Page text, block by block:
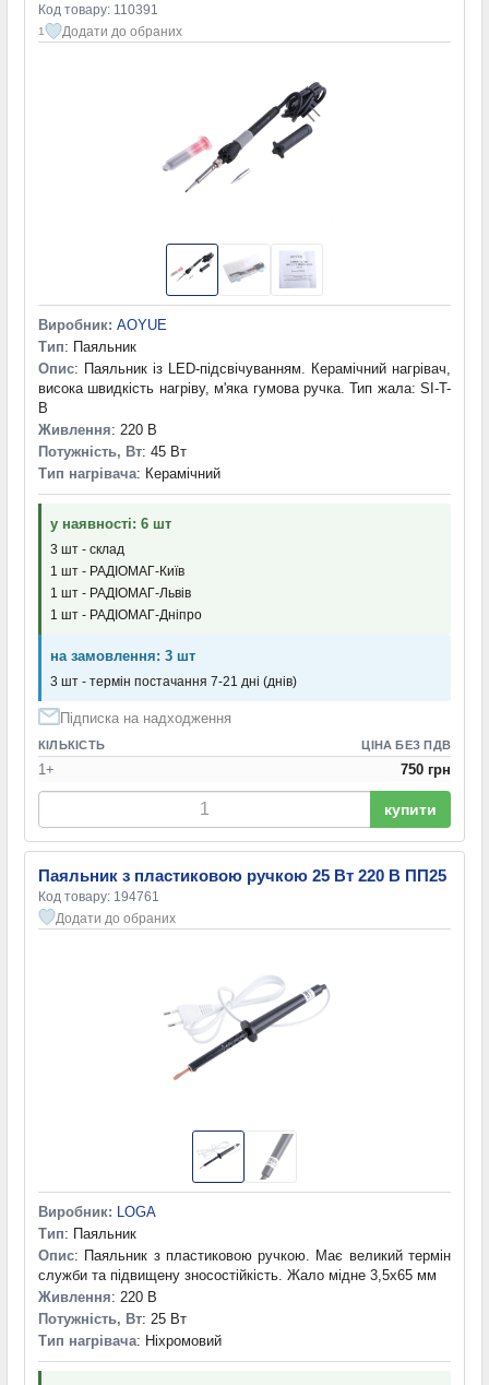
Код товару: 110391
1 Додати до обраних
Виробник: AOYUE
Тип: Паяльник
Опис: Паяльник із LED-підсвічуванням. Керамічний нагрівач,
висока швидкість нагріву, м'яка гумова ручка. Тип жала: SI-T-
B
Живлення: 220 В
Потужність, Вт: 45 Вт
Тип нагрівача: Керамічний
у наявності: 6 шт
3 шт - склад
1 шт - РАДІОМАГ-Київ
1 шт - РАДІОМАГ-Львів
1 шт - РАДІОМАГ-Дніпро
на замовлення: 3 шт
3 шт - термін постачання 7-21 дні (днів)
Підписка на надходження
КІЛЬКІСТЬ ЦІНА БЕЗ ПДВ
1+ 750 грн
купити
Паяльник з пластиковою ручкою 25 Вт 220 В ПП25
Код товару: 194761
Додати до обраних
Виробник: LOGA
Тип: Паяльник
Опис: Паяльник з пластиковою ручкою. Має великий термін
служби та підвищену зносостійкість. Жало мідне 3,5x65 мм
Живлення: 220 В
Потужність, Вт: 25 Вт
Тип нагрівача: Ніхромовий